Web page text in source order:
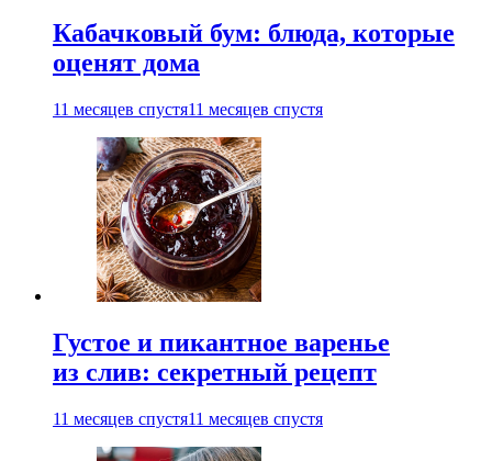
Кабачковый бум: блюда, которые
оценят дома
11 месяцев спустя11 месяцев спустя
Густое и пикантное варенье
из слив: секретный рецепт
11 месяцев спустя11 месяцев спустя